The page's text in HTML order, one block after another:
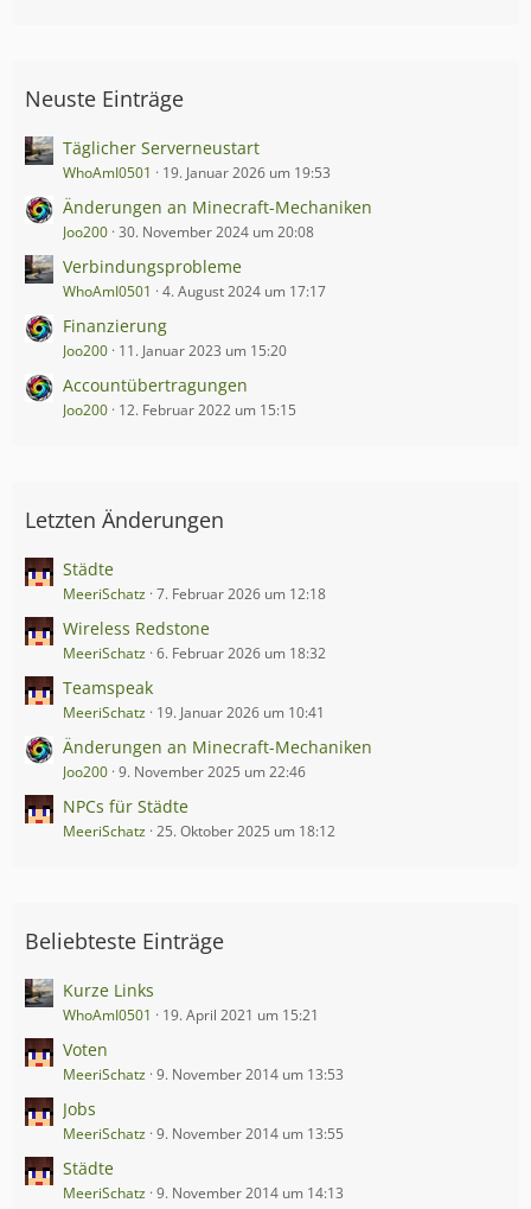
Neuste Einträge
Täglicher Serverneustart
WhoAmI0501 19. Januar 2026 um 19:53
Änderungen an Minecraft-Mechaniken
Joo200 30. November 2024 um 20:08
Verbindungsprobleme
WhoAmI0501 4. August 2024 um 17:17
Finanzierung
Joo200 11. Januar 2023 um 15:20
Accountübertragungen
Joo200 12. Februar 2022 um 15:15
Letzten Änderungen
Städte
MeeriSchatz 7. Februar 2026 um 12:18
Wireless Redstone
MeeriSchatz 6. Februar 2026 um 18:32
Teamspeak
MeeriSchatz 19. Januar 2026 um 10:41
Änderungen an Minecraft-Mechaniken
Joo200 9. November 2025 um 22:46
NPCs für Städte
MeeriSchatz 25. Oktober 2025 um 18:12
Beliebteste Einträge
Kurze Links
WhoAmI0501 19. April 2021 um 15:21
Voten
MeeriSchatz 9. November 2014 um 13:53
Jobs
MeeriSchatz 9. November 2014 um 13:55
Städte
MeeriSchatz 9. November 2014 um 14:13